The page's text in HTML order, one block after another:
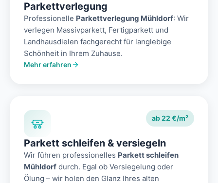
Parkettverlegung
Professionelle Parkettverlegung Mühldorf: Wir
verlegen Massivparkett, Fertigparkett und
Landhausdielen fachgerecht für langlebige
Schönheit in Ihrem Zuhause.
Mehr erfahren
ab 22 €/m²
Parkett schleifen & versiegeln
Wir führen professionelles Parkett schleifen
Mühldorf durch. Egal ob Versiegelung oder
Ölung – wir holen den Glanz Ihres alten